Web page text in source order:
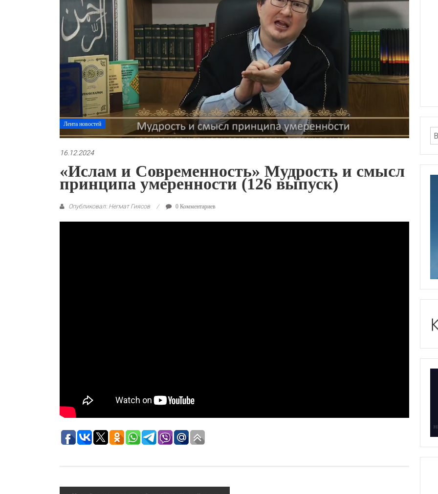
Лента новостей
16.12.2024
«Ислам и Современность» Мудрость и смысл
принципа умеренности (126 выпуск)
Опубликовал: Негмат Гиясов 0 Комментариев